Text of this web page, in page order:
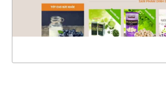
XEM THỰC TẾ